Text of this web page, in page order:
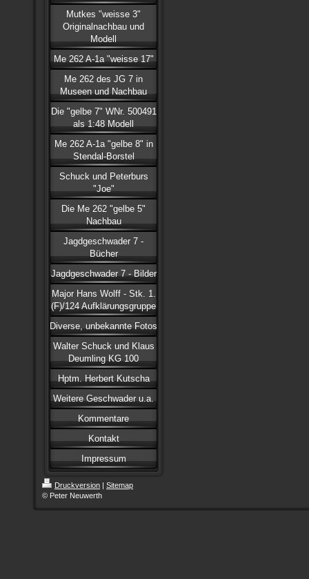
Mutkes "weisse 3"
Originalnachbau und
Modell
Me 262 A-1a "weisse 17"
Me 262 des JG 7 in
Museen und Nachbau
Die "gelbe 7" WNr. 500491
als 1:48 Modell
Me 262 A-1a "gelbe 8" in
Stendal-Borstel
Schuck und Peterburs
"Joe"
Die Me 262 "gelbe 5"
Nachbau
Jagdgeschwader 7 -
Bücher
Jagdgeschwader 7 - Bilder
Major Hans Wolff - Stk. 1.
(F)/124 Aufklärungsgruppe
Diverse, unbekannte Fotos
Walter Schuck und Klaus
Deumling KG 100
Hptm. Herbert Kutscha
Weitere Geschwader u.a.
Kommentare
Kontakt
Impressum
Druckversion | Sitemap
© Peter Neuwerth